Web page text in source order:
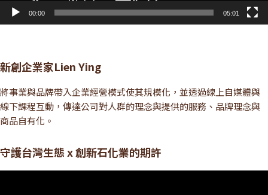
00:00 05:01
新創企業家Lien Ying
將事業與品牌帶入企業經營模式使其規模化，並透過線上自媒體與
線下課程互動，傳達公司對人群的理念與提供的服務、品牌理念與
商品自有化。
守護台灣生態 x 創新石化業的期許